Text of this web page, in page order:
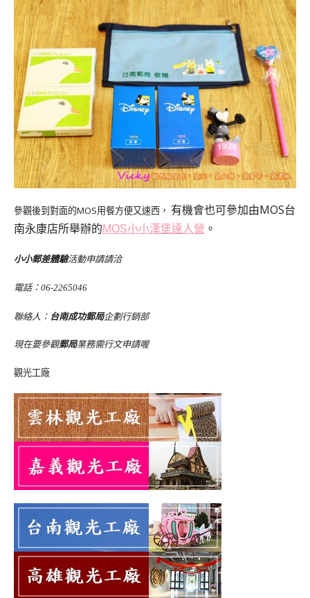
參觀後到對面的MOS用餐方便又速西， 有機會也可參加由MOS台
南永康店所舉辦的MOS小小漢堡達人營 。
小小郵差體驗活動申請請洽
電話： 06-2265046
聯絡人： 台南成功郵局企劃行銷部
現在要參觀郵局業務需行文申請喔
觀光工廠